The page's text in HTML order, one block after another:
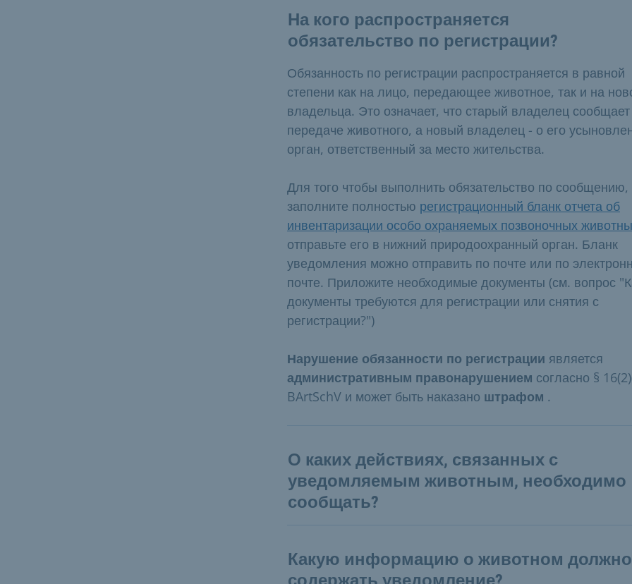
На кого распространяется
обязательство по регистрации?
Обязанность по регистрации распространяется в равной
степени как на лицо, передающее животное, так и на
владельца. Это означает, что старый владелец
передаче животного, а новый владелец - о его
орган, ответственный за место жительства.
Для того чтобы выполнить обязательство по сообщению,
заполните полностью регистрационный бланк отчета об
инвентаризации особо охраняемых позвоночных
отправьте его в нижний природоохранный орган. Бланк
уведомления можно отправить по почте или по
почте. Приложите необходимые документы (см. вопрос
документы требуются для регистрации или снятия с
регистрации?")
Нарушение обязанности по регистрации является
административным правонарушением согласно §
BArtSchV и может быть наказано штрафом .
О каких действиях, связанных с
уведомляемым животным, необходимо
сообщать?
Какую информацию о животном должно